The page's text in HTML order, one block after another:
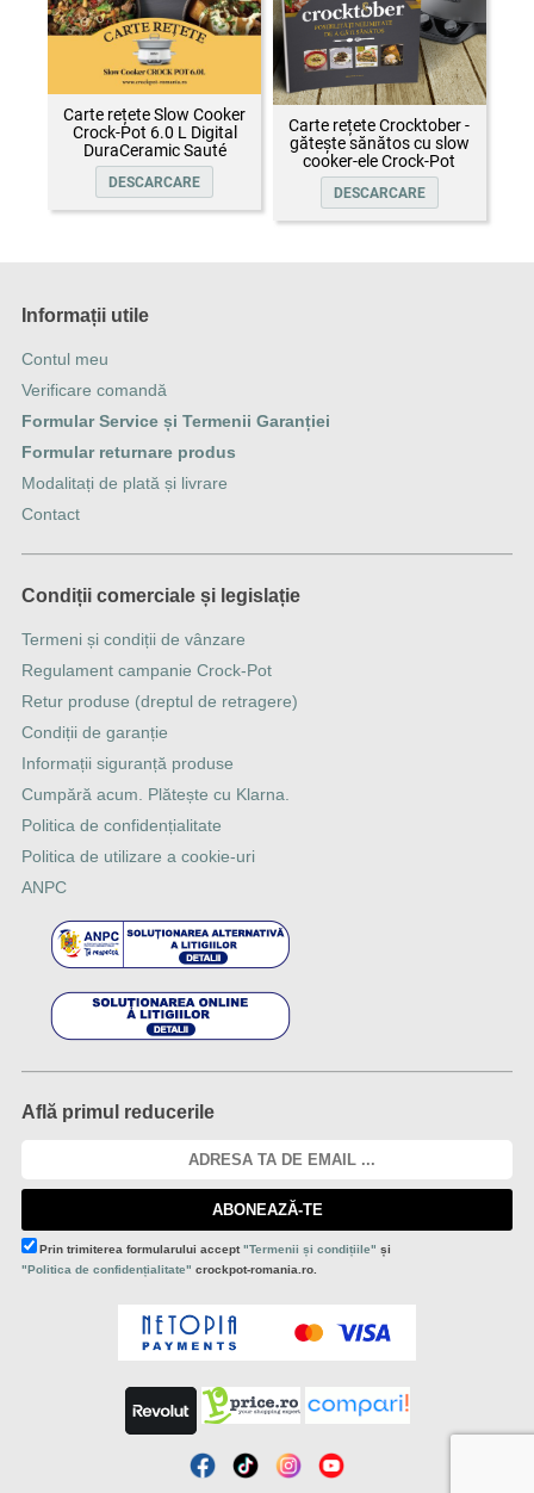
Carte rețete Slow Cooker
Crock-Pot 6.0 L Digital
DuraCeramic Sauté
DESCARCARE
Carte rețete Crocktober -
gătește sănătos cu slow
cooker-ele Crock-Pot
DESCARCARE
Informații utile
Contul meu
Verificare comandă
Formular Service și Termenii Garanției
Formular returnare produs
Modalitați de plată și livrare
Contact
Condiții comerciale și legislație
Termeni și condiții de vânzare
Regulament campanie Crock-Pot
Retur produse (dreptul de retragere)
Condiții de garanție
Informații siguranță produse
Cumpără acum. Plătește cu Klarna.
Politica de confidențialitate
Politica de utilizare a cookie-uri
ANPC
Află primul reducerile
ABONEAZĂ-TE
Prin trimiterea formularului accept"Termenii și condițiile" și
"Politica de confidențialitate" crockpot-romania.ro.